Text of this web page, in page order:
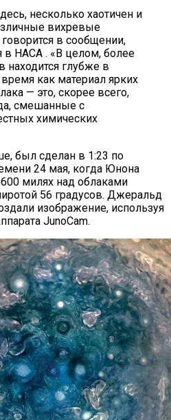
несколько хаотичен и
вихревые
в сообщении,
НАСА . «В целом, более
находится глубже в
как материал ярких
— это, скорее всего,
смешанные с
химических
был сделан в 1:23 по
24 мая, когда Юнона
милях над облаками
56 градусов. Джеральд
изображение, используя
JunoCam.